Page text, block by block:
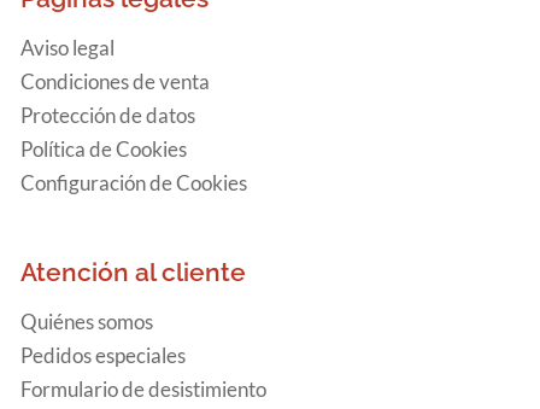
Aviso legal
Condiciones de venta
Protección de datos
Política de Cookies
Configuración de Cookies
Atención al cliente
Quiénes somos
Pedidos especiales
Formulario de desistimiento